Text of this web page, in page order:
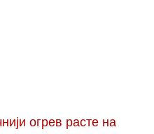
огрев расте на